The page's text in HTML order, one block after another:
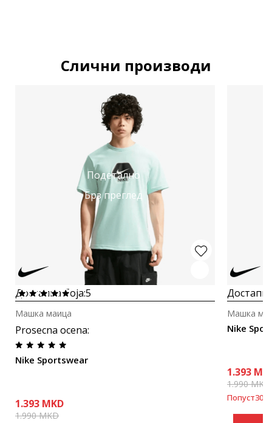
Слични производи
Подетално
Брз преглед
Достапна боја:5
Prosecna ocena:
Nike Sportswear
Машка маица
1.393 MKD
1.990MKD
Nike
Машка
1.393
1.990MKD
Попуст30